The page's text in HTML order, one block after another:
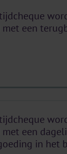
een
een
in het